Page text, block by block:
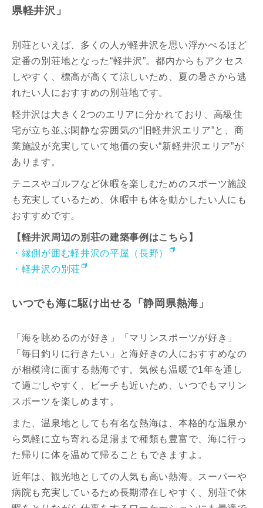
県軽井沢」
別荘といえば、多くの人が軽井沢を思い浮かべるほど
定番の別荘地となった“軽井沢”。都内からもアクセス
しやすく、標高が高くて涼しいため、夏の暑さから逃
れたい人におすすめの別荘地です。
軽井沢は大きく2つのエリアに分かれており、高級住
宅が立ち並ぶ閑静な雰囲気の“旧軽井沢エリア”と、商
業施設が充実していて地価の安い“新軽井沢エリア”が
あります。
テニスやゴルフなど休暇を楽しむためのスポーツ施設
も充実しているため、休暇中も体を動かしたい人にも
おすすめです。
【軽井沢周辺の別荘の建築事例はこちら】
・縁側が囲む軽井沢の平屋（長野）
・軽井沢の別荘
いつでも海に駆け出せる「静岡県熱海」
「海を眺めるのが好き」「マリンスポーツが好き」
「毎日釣りに行きたい」と海好きの人におすすめなの
が相模湾に面する熱海です。気候も温暖で1年を通し
て過ごしやすく、ビーチも近いため、いつでもマリン
スポーツを楽しめます。
また、温泉地としても有名な熱海は、本格的な温泉か
ら気軽に立ち寄れる足湯まで種類も豊富で、海に行っ
た帰りに体を温めて帰ることもできますよ。
近年は、観光地としての人気も高い熱海。スーパーや
病院も充実しているため長期滞在しやすく、別荘で休